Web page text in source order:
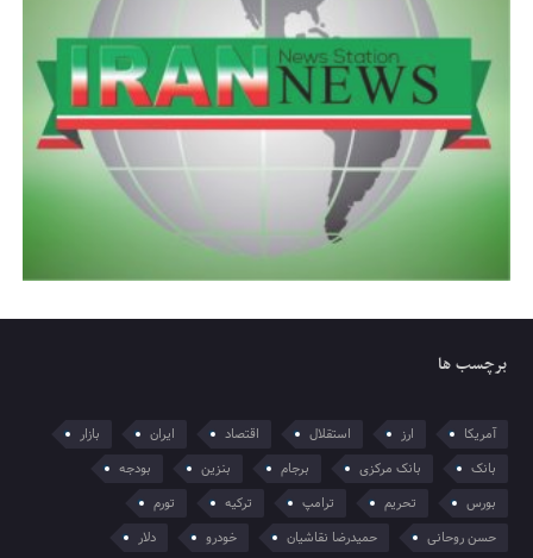
برچسب ها
آمریکا ارز استقلال اقتصاد ایران
بازار
بانک
بانک مرکزی برجام بنزین
بودجه
بورس
تحریم ترامپ ترکیه
تورم
حسن روحانی
حمیدرضا نقاشیان خودرو
دلار